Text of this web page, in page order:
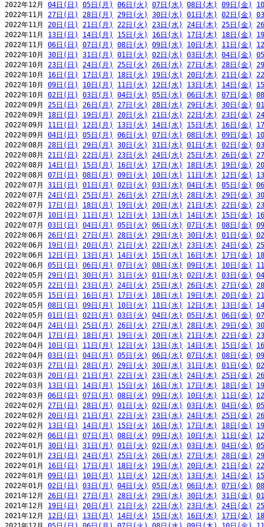
2022年12月 04日(日) 05日(月) 06日(火) 07日(水) 08日(木) 09日(金)
2022年11月 27日(日) 28日(月) 29日(火) 30日(水) 01日(木) 02日(金)
2022年11月 20日(日) 21日(月) 22日(火) 23日(水) 24日(木) 25日(金)
2022年11月 13日(日) 14日(月) 15日(火) 16日(水) 17日(木) 18日(金)
2022年11月 06日(日) 07日(月) 08日(火) 09日(水) 10日(木) 11日(金)
2022年10月 30日(日) 31日(月) 01日(火) 02日(水) 03日(木) 04日(金)
2022年10月 23日(日) 24日(月) 25日(火) 26日(水) 27日(木) 28日(金)
2022年10月 16日(日) 17日(月) 18日(火) 19日(水) 20日(木) 21日(金)
2022年10月 09日(日) 10日(月) 11日(火) 12日(水) 13日(木) 14日(金)
2022年10月 02日(日) 03日(月) 04日(火) 05日(水) 06日(木) 07日(金)
2022年09月 25日(日) 26日(月) 27日(火) 28日(水) 29日(木) 30日(金)
2022年09月 18日(日) 19日(月) 20日(火) 21日(水) 22日(木) 23日(金)
2022年09月 11日(日) 12日(月) 13日(火) 14日(水) 15日(木) 16日(金)
2022年09月 04日(日) 05日(月) 06日(火) 07日(水) 08日(木) 09日(金)
2022年08月 28日(日) 29日(月) 30日(火) 31日(水) 01日(木) 02日(金)
2022年08月 21日(日) 22日(月) 23日(火) 24日(水) 25日(木) 26日(金)
2022年08月 14日(日) 15日(月) 16日(火) 17日(水) 18日(木) 19日(金)
2022年08月 07日(日) 08日(月) 09日(火) 10日(水) 11日(木) 12日(金)
2022年07月 31日(日) 01日(月) 02日(火) 03日(水) 04日(木) 05日(金)
2022年07月 24日(日) 25日(月) 26日(火) 27日(水) 28日(木) 29日(金)
2022年07月 17日(日) 18日(月) 19日(火) 20日(水) 21日(木) 22日(金)
2022年07月 10日(日) 11日(月) 12日(火) 13日(水) 14日(木) 15日(金)
2022年07月 03日(日) 04日(月) 05日(火) 06日(水) 07日(木) 08日(金)
2022年06月 26日(日) 27日(月) 28日(火) 29日(水) 30日(木) 01日(金)
2022年06月 19日(日) 20日(月) 21日(火) 22日(水) 23日(木) 24日(金)
2022年06月 12日(日) 13日(月) 14日(火) 15日(水) 16日(木) 17日(金)
2022年06月 05日(日) 06日(月) 07日(火) 08日(水) 09日(木) 10日(金)
2022年05月 29日(日) 30日(月) 31日(火) 01日(水) 02日(木) 03日(金)
2022年05月 22日(日) 23日(月) 24日(火) 25日(水) 26日(木) 27日(金)
2022年05月 15日(日) 16日(月) 17日(火) 18日(水) 19日(木) 20日(金)
2022年05月 08日(日) 09日(月) 10日(火) 11日(水) 12日(木) 13日(金)
2022年05月 01日(日) 02日(月) 03日(火) 04日(水) 05日(木) 06日(金)
2022年04月 24日(日) 25日(月) 26日(火) 27日(水) 28日(木) 29日(金)
2022年04月 17日(日) 18日(月) 19日(火) 20日(水) 21日(木) 22日(金)
2022年04月 10日(日) 11日(月) 12日(火) 13日(水) 14日(木) 15日(金)
2022年04月 03日(日) 04日(月) 05日(火) 06日(水) 07日(木) 08日(金)
2022年03月 27日(日) 28日(月) 29日(火) 30日(水) 31日(木) 01日(金)
2022年03月 20日(日) 21日(月) 22日(火) 23日(水) 24日(木) 25日(金)
2022年03月 13日(日) 14日(月) 15日(火) 16日(水) 17日(木) 18日(金)
2022年03月 06日(日) 07日(月) 08日(火) 09日(水) 10日(木) 11日(金)
2022年02月 27日(日) 28日(月) 01日(火) 02日(水) 03日(木) 04日(金)
2022年02月 20日(日) 21日(月) 22日(火) 23日(水) 24日(木) 25日(金)
2022年02月 13日(日) 14日(月) 15日(火) 16日(水) 17日(木) 18日(金)
2022年02月 06日(日) 07日(月) 08日(火) 09日(水) 10日(木) 11日(金)
2022年01月 30日(日) 31日(月) 01日(火) 02日(水) 03日(木) 04日(金)
2022年01月 23日(日) 24日(月) 25日(火) 26日(水) 27日(木) 28日(金)
2022年01月 16日(日) 17日(月) 18日(火) 19日(水) 20日(木) 21日(金)
2022年01月 09日(日) 10日(月) 11日(火) 12日(水) 13日(木) 14日(金)
2022年01月 02日(日) 03日(月) 04日(火) 05日(水) 06日(木) 07日(金)
2021年12月 26日(日) 27日(月) 28日(火) 29日(水) 30日(木) 31日(金)
2021年12月 19日(日) 20日(月) 21日(火) 22日(水) 23日(木) 24日(金)
2021年12月 12日(日) 13日(月) 14日(火) 15日(水) 16日(木) 17日(金)